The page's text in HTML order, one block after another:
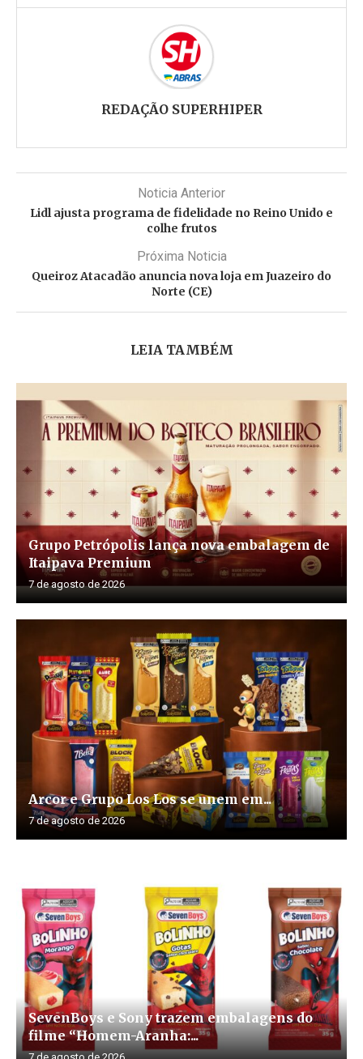
REDAÇÃO SUPERHIPER
Noticia Anterior
Lidl ajusta programa de fidelidade no Reino Unido e
colhe frutos
Próxima Noticia
Queiroz Atacadão anuncia nova loja em Juazeiro do
Norte (CE)
LEIA TAMBÉM
Grupo Petrópolis lança nova embalagem de
Itaipava Premium
7 de agosto de 2026
Arcor e Grupo Los Los se unem em...
7 de agosto de 2026
SevenBoys e Sony trazem embalagens do
filme “Homem-Aranha:...